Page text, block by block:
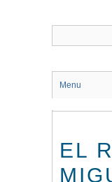
Menu
EL